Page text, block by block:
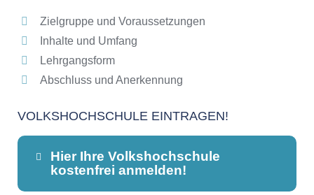
Zielgruppe und Voraussetzungen
Inhalte und Umfang
Lehrgangsform
Abschluss und Anerkennung
VOLKSHOCHSCHULE EINTRAGEN!
Hier Ihre Volkshochschule
kostenfrei anmelden!